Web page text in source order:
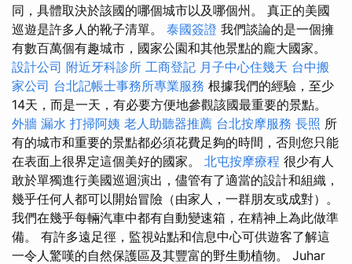
同，具體取決於該國的哪個城市以及哪個州。 真正的美國
巡遊是許多人的靴子清單。 泰國簽證 我們談論的是一個擁
有數百萬個有趣城市，國家公園和其他景點的龐大國家。
設計公司 附近牙科診所 工商登記 月子中心住幾天 台中搬
家公司 台北記帳士事務所專業服務 根據我們的經驗，至少
14天，而是一天，有必要方便地參觀該國最重要的景點。
外牆 漏水 打掃阿姨 老人助聽器推薦 台北按摩服務 長照 所
有的城市和重要的景點都必須花費足夠的時間，否則您只能
在表面上很界定這個美好的國家。 北屯按摩療程 很少有人
敢於單獨進行美國巡迴演出，儘管有了適當的設計和組織，
幾乎任何人都可以開始冒險（由家人，一群朋友或成對）。
我們在幾乎每輛汽車中都有自動變速箱，在精神上為此做準
備。 有許多遠足徑，監視站點和信息中心可供遊客了解這
一令人驚嘆的自然保護區及其豐富的野生動植物。 Juhar